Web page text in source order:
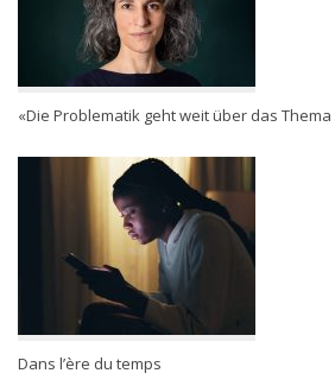
«Die Problematik geht weit über das
Dans l’ère du temps